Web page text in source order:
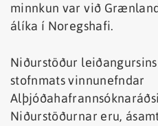
minnkun var við
álíka í Noregshafi.
Niðurstöður
stofnmats vinnunefndar
Niðurstöðurnar eru,